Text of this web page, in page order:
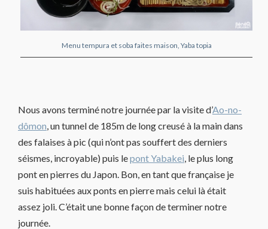
Menu tempura et soba faites maison, Yaba topia
Nous avons terminé notre journée par la visite d’Ao-no-
dômon , un tunnel de 185m de long creusé à la main dans
des falaises à pic (qui n’ont pas souffert des derniers
séismes, incroyable) puis lepont Yabakei , le plus long
pont en pierres du Japon. Bon, en tant que française je
suis habituées aux ponts en pierre mais celui là était
assez joli. C’était une bonne façon de terminer notre
journée.